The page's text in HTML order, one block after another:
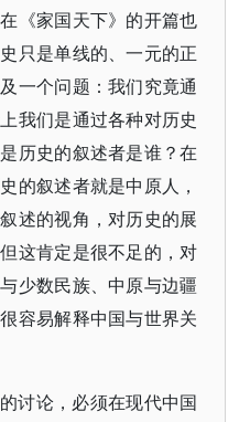
《家国天下》的开篇也
只是单线的、一元的正
一个问题：我们究竟通
我们是通过各种对历史
历史的叙述者是谁？在
的叙述者就是中原人，
述的视角，对历史的展
这肯定是很不足的，对
少数民族、中原与边疆
容易解释中国与世界关
讨论，必须在现代中国